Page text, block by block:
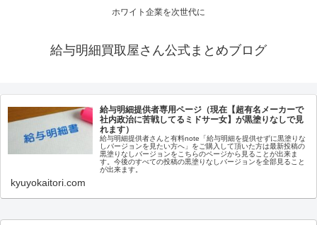
ホワイト企業を次世代に
給与明細買取屋さん公式まとめブログ
給与明細提供者専用ページ（現在【超有名メーカーで
社内政治に苦戦してるミドサー女】が黒塗りなしで見
れます）
給与明細提供者さんと有料note「給与明細を提供せずに黒塗りな
しバージョンを見たい方へ」をご購入して頂いた方は最新投稿の
黒塗りなしバージョンをこちらのページから見ることが出来ま
す。今後のすべての投稿の黒塗りなしバージョンを全部見ること
が出来ます。
kyuyokaitori.com